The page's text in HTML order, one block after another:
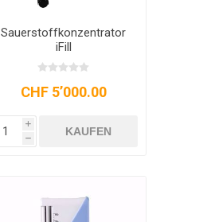
Sauerstoffkonzentrator
iFill
CHF 5’000.00
i
h
KAUFEN